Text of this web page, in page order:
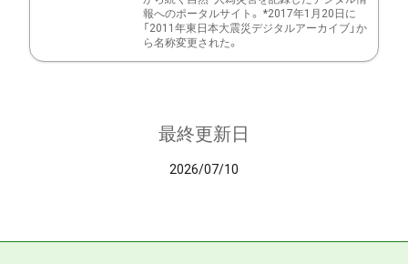
報へのポータルサイト。 *2017年1月20日に
「2011年東日本大震災デジタルアーカイブ」か
ら名称変更された。
最終更新日
2026/07/10